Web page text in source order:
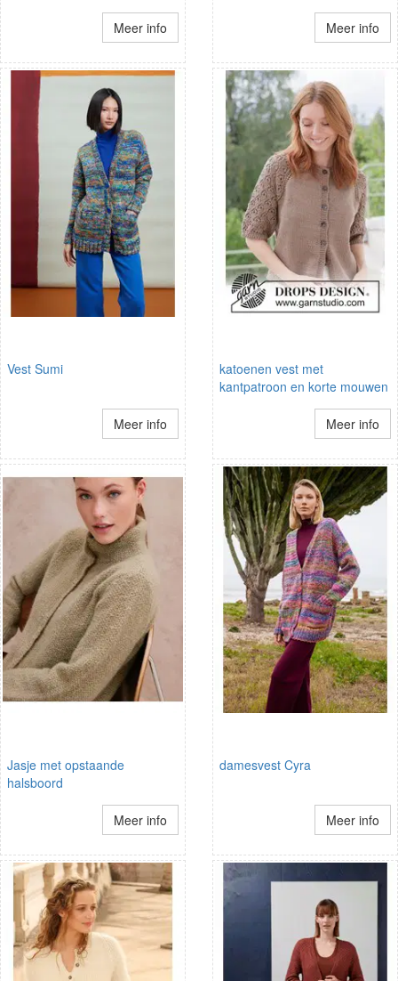
Meer info Meer info
Vest Sumi
Meer info
katoenen vest met
kantpatroon en korte mouwen
Meer info
Jasje met opstaande
halsboord
Meer info
damesvest Cyra
Meer info